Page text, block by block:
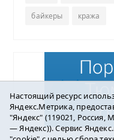
байкеры кража
Настоящий ресурс
Яндекс.Метрика,
"Яндекс" (119021, Россия,
— Яндекс)). Сервис